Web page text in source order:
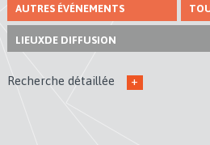
AUTRES ÉVÉNEMENTS
LIEUXDE DIFFUSION
Recherche détaillée +